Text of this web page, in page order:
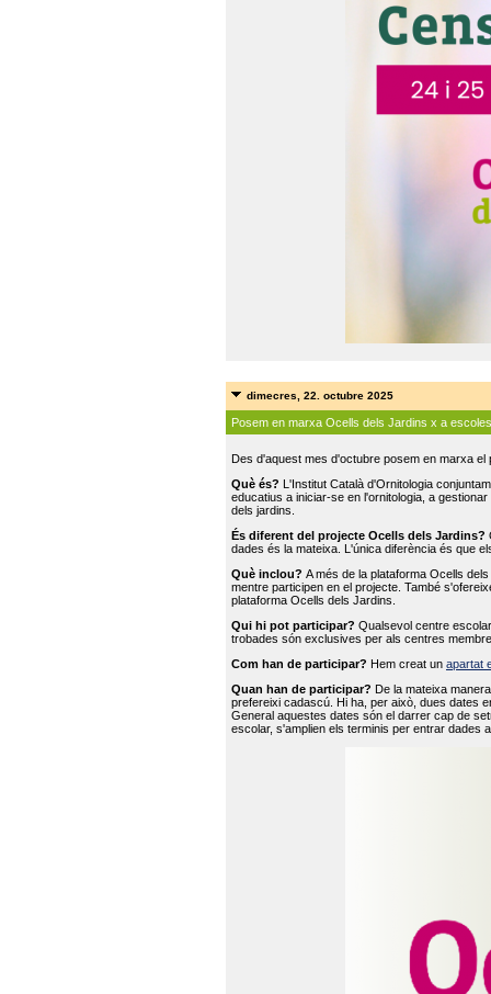
dimecres, 22. octubre 2025
Posem en marxa Ocells dels Jardins x a escoles
Des d'aquest mes d'octubre posem en marxa
Què és? L'Institut Català d'Ornitologia
educatius a iniciar-se en l'ornitologia, a
dels jardins.
És diferent del projecte Ocells dels Jardins?
dades és la mateixa. L'única diferència és que
Què inclou? A més de la plataforma Ocells
mentre participen en el projecte. També
plataforma Ocells dels Jardins.
Qui hi pot participar? Qualsevol centre
trobades són exclusives per als centres
Com han de participar? Hem creat un apartat
Quan han de participar? De la mateixa
prefereixi cadascú. Hi ha, per això, dues dates
General aquestes dates són el darrer cap de
escolar, s'amplien els terminis per entrar dades